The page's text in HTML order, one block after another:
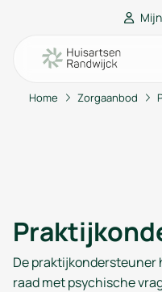
Ga naar de
Ga naar de footer
Ga naar de
Home Zorgaanbod
De praktijkondersteuner
raad met psychische